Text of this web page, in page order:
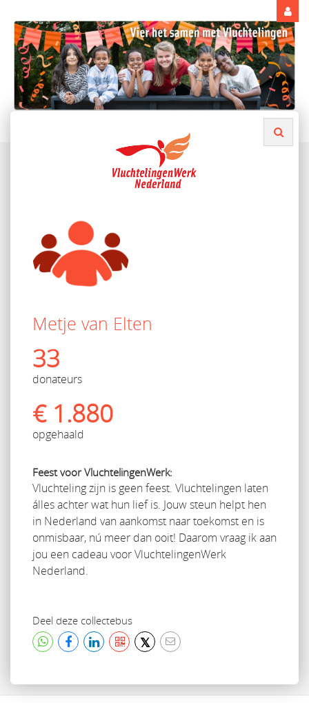
Metje van Elten
33
donateurs
€ 1.880
opgehaald
Feest voor VluchtelingenWerk:
Vluchteling zijn is geen feest. Vluchtelingen laten
álles achter wat hun lief is. Jouw steun helpt hen
in Nederland van aankomst naar toekomst en is
onmisbaar, nú meer dan ooit! Daarom vraag ik aan
jou een cadeau voor VluchtelingenWerk
Nederland.
Deel deze collectebus
𝕏